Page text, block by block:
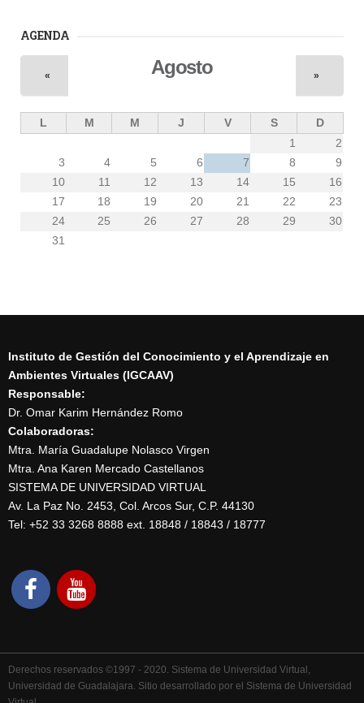
AGENDA
Agosto
« »
L M M J V S
D
1
2
3
4 5 6 7 8
9
10
11 12 13 14 15
16
17
18 19 20 21 22
23
24
25 26 27 28 29
30
31
Instituto de Gestión del Conocimiento y el Aprendizaje en
Ambientes Virtuales (IGCAAV)
Responsable:
Dr. Omar Karim Hernández Romo
Colaboradoras:
Mtra. María Guadalupe Nolasco Virgen
Mtra. Ana Karen Mercado Castellanos
SISTEMA DE UNIVERSIDAD VIRTUAL
Av. La Paz No. 2453, Col. Arcos Sur, C.P. 44130
Tel: +52 33 3268 8888‏ ext. 18848 / 18843 / 18777
Derechos reservados ©1997 - 2020. Sistema de Universidad Virtual,
Universidad de Guadalajara. Sitio desarrollado por el Sistema de Universidad